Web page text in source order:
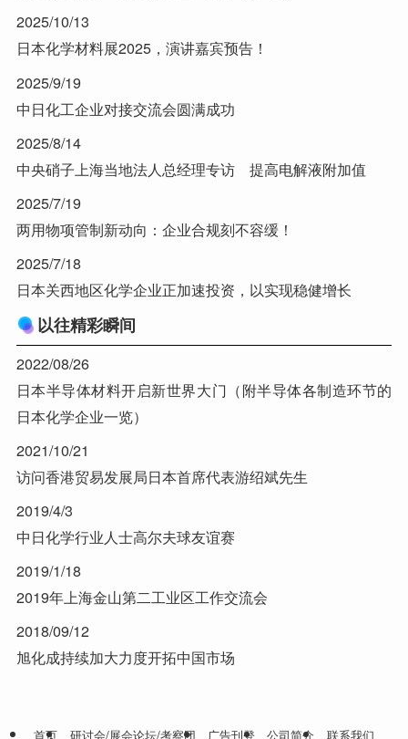
2025/10/13
日本化学材料展2025，演讲嘉宾预告！
2025/9/19
中日化工企业对接交流会圆满成功
2025/8/14
中央硝子上海当地法人总经理专访 提高电解液附加值
2025/7/19
两用物项管制新动向：企业合规刻不容缓！
2025/7/18
日本关西地区化学企业正加速投资，以实现稳健增长
以往精彩瞬间
2022/08/26
日本半导体材料开启新世界大门（附半导体各制造环节的
日本化学企业一览）
2021/10/21
访问香港贸易发展局日本首席代表游绍斌先生
2019/4/3
中日化学行业人士高尔夫球友谊赛
2019/1/18
2019年上海金山第二工业区工作交流会
2018/09/12
旭化成持续加大力度开拓中国市场
首页 研讨会/展会论坛/考察团 广告刊登 公司简介 联系我们